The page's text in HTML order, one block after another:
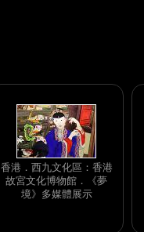
香港．西九文化區：香港
故宮文化博物館．《夢
境》多媒體展示